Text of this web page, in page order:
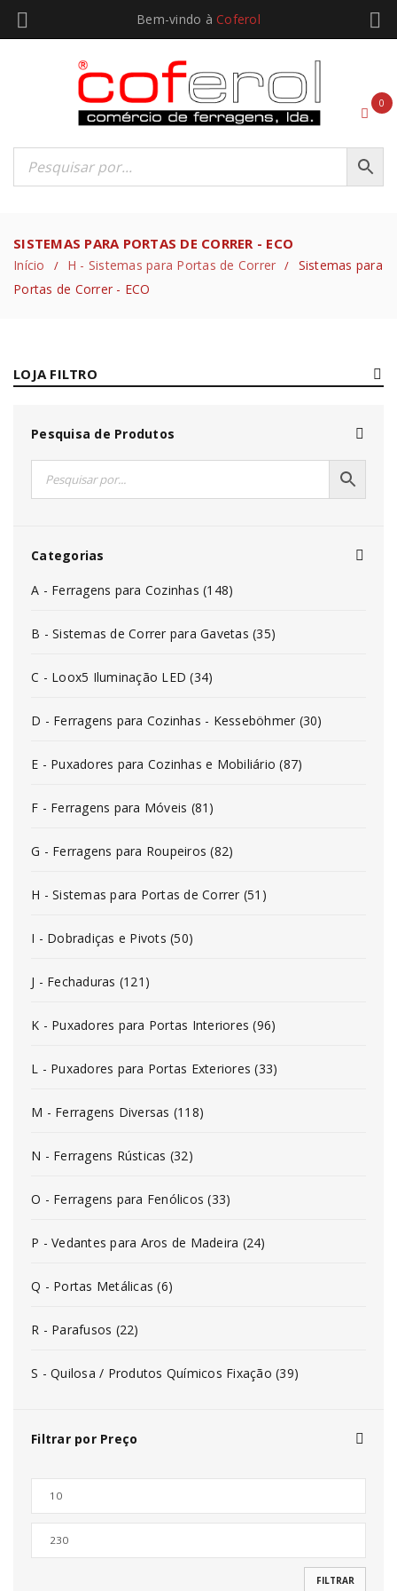
Bem-vindo à Coferol
0
SISTEMAS PARA PORTAS DE CORRER - ECO
Início / H - Sistemas para Portas de Correr /
Sistemas para
Portas de Correr - ECO
LOJA FILTRO
Pesquisa de Produtos
Categorias
A - Ferragens para Cozinhas (148)
B - Sistemas de Correr para Gavetas (35)
C - Loox5 Iluminação LED (34)
D - Ferragens para Cozinhas - Kesseböhmer (30)
E - Puxadores para Cozinhas e Mobiliário (87)
F - Ferragens para Móveis (81)
G - Ferragens para Roupeiros (82)
H - Sistemas para Portas de Correr (51)
I - Dobradiças e Pivots (50)
J - Fechaduras (121)
K - Puxadores para Portas Interiores (96)
L - Puxadores para Portas Exteriores (33)
M - Ferragens Diversas (118)
N - Ferragens Rústicas (32)
O - Ferragens para Fenólicos (33)
P - Vedantes para Aros de Madeira (24)
Q - Portas Metálicas (6)
R - Parafusos (22)
S - Quilosa / Produtos Químicos Fixação (39)
Filtrar por Preço
FILTRAR